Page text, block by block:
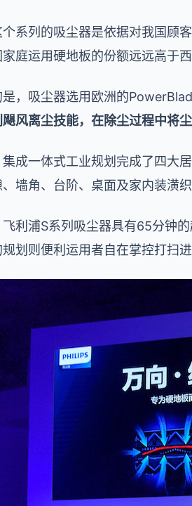
系列的吸尘器是依据对我国顾
庭运用硬地板的份额远远高于西
，吸尘器选用欧洲的
风离尘技能，在除尘过程中将
成一体式工业规划完成了四大
墙角、台阶、桌面及家内装潢织
利浦S系列吸尘器具有65分钟
划则便利运用者自在掌控打扫进